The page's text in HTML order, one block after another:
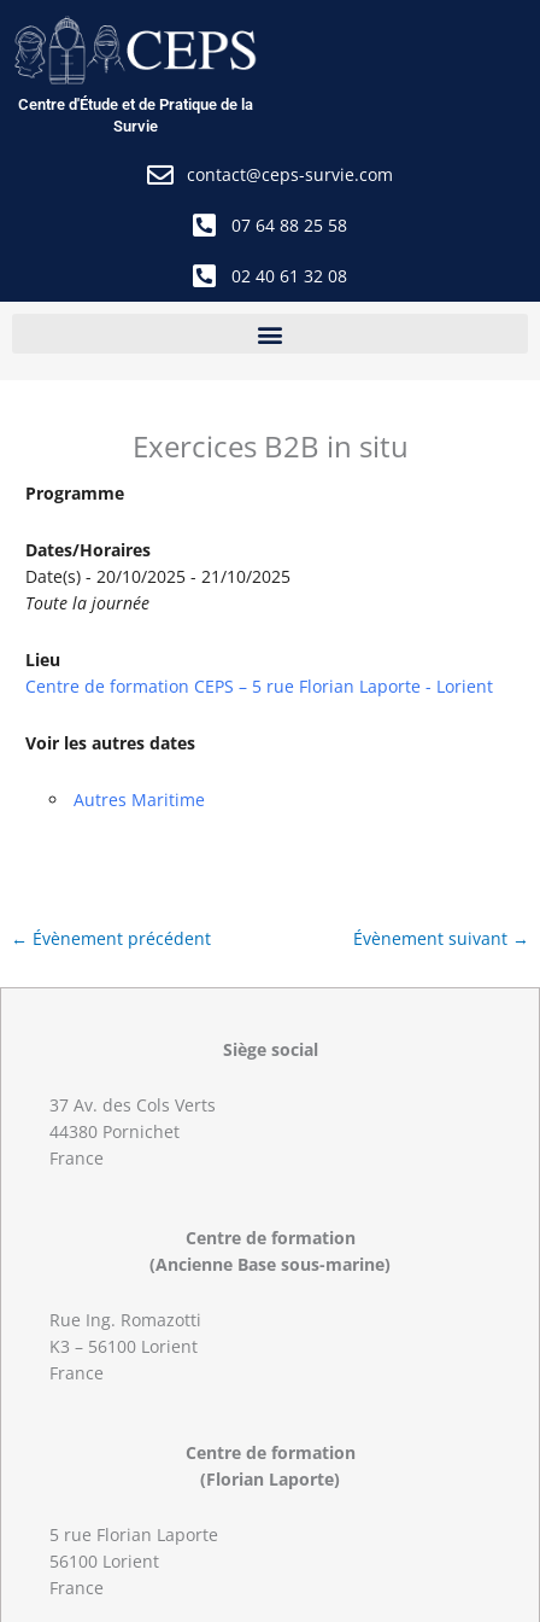
au
contenu
Centre d'Étude et de Pratique de la
Survie
contact@ceps-survie.com
07 64 88 25 58
02 40 61 32 08
Exercices B2B in situ
Programme
Dates/Horaires
Date(s) - 20/10/2025 - 21/10/2025
Toute la journée
Lieu
Centre de formation CEPS – 5 rue Florian Laporte - Lorient
Voir les autres dates
Autres Maritime
← Évènement précédent Évènement suivant →
Siège social
37 Av. des Cols Verts
44380 Pornichet
France
Centre de formation
(Ancienne Base sous-marine)
Rue Ing. Romazotti
K3 – 56100 Lorient
France
Centre de formation
(Florian Laporte)
5 rue Florian Laporte
56100 Lorient
France